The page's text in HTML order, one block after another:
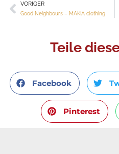
Zurück
VORIGER
Good Neighbours – MAKIA clothing
Teile
Facebook
Pinterest